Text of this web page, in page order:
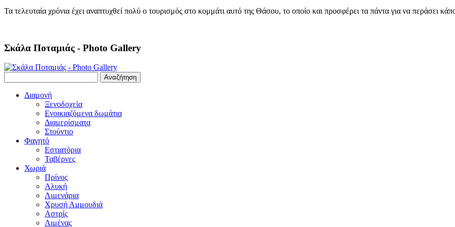
Τα τελευταία χρόνια έχει αναπτυχθεί πολύ ο τουρισμός στο κομμάτι αυτό της Θάσου, το οποίο και προσφέρει τα πάντα για να περάσει
Σκάλα Ποταμιάς - Photo Gallery
Διαμονή
Ξενοδοχεία
Ενοικιαζόμενα δωμάτια
Διαμερίσματα
Στούντιο
Φαγητό
Εστιατόρια
Ταβέρνες
Χωριά
Πρίνος
Αλυκή
Λιμενάρια
Χρυσή Αμμουδιά
Αστρίς
Λιμένας